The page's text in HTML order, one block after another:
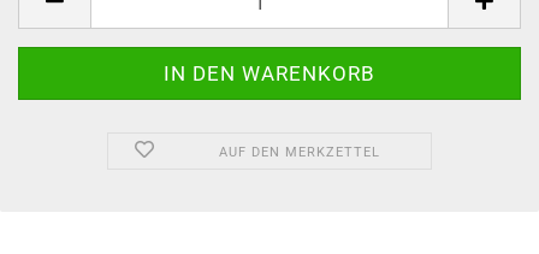
AUF DEN MERKZETTEL